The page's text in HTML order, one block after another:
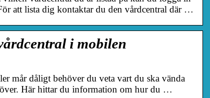
att lista dig kontaktar du den vårdcentral där …
i mobilen
mår dåligt behöver du veta vart du ska vända
Här hittar du information om hur du …